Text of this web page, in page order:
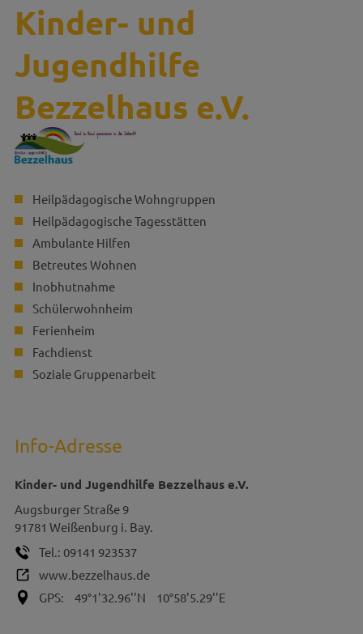
Kinder- und
Jugendhilfe
Bezzelhaus e.V.
Heilpädagogische Wohngruppen
Heilpädagogische Tagesstätten
Ambulante Hilfen
Betreutes Wohnen
Inobhutnahme
Schülerwohnheim
Ferienheim
Fachdienst
Soziale Gruppenarbeit
Info-Adresse
Kinder- und Jugendhilfe Bezzelhaus e.V.
Augsburger Straße 9
91781 Weißenburg i. Bay.
Tel.: 09141 923537
www.bezzelhaus.de
GPS:
49°1'32.96''N 10°58'5.29''E